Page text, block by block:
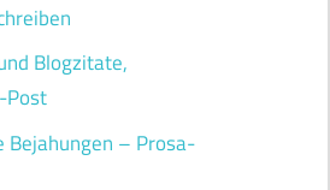
Blogzitate,
Post
Bejahungen – Prosa-